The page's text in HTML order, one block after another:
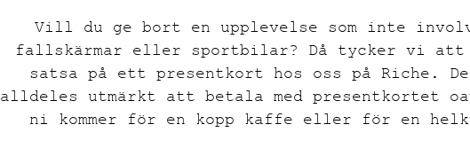
Vill du ge bort en upplevelse som inte
fallskärmar eller sportbilar? Då tycker vi att
satsa på ett presentkort hos oss på Riche.
alldeles utmärkt att betala med presentkortet
ni kommer för en kopp kaffe eller för en